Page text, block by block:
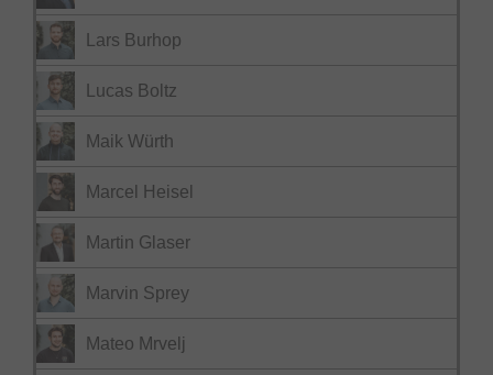
Lars Burhop
Lucas Boltz
Maik Würth
Marcel Heisel
Martin Glaser
Marvin Sprey
Mateo Mrvelj